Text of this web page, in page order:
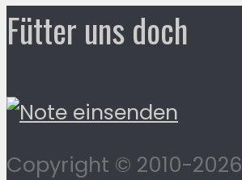
Fütter uns doch
Copyright © 2010-2026